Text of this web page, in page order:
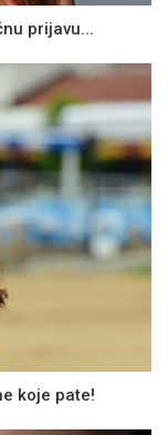
prijavu...
koje pate!